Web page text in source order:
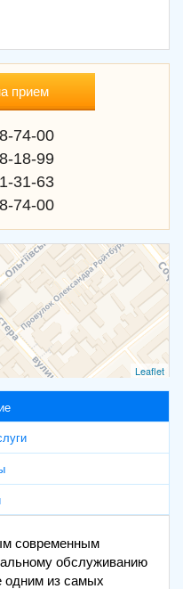
прием
74-00
18-99
31-63
74-00
Leaflet
современным
обслуживанию
одним из самых